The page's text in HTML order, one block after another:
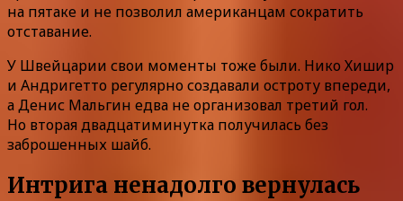
на пятаке и не позволил американцам сократить
отставание.
У Швейцарии свои моменты тоже были. Нико Хишир
и Андригетто регулярно создавали остроту впереди,
а Денис Мальгин едва не организовал третий гол.
Но вторая двадцатиминутка получилась без
заброшенных шайб.
Интрига ненадолго вернулась